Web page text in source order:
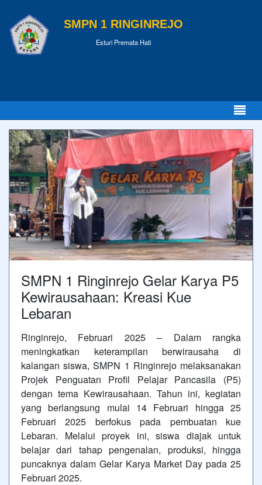
SMPN 1 RINGINREJO
Esturi Premata Hati
SMPN 1 Ringinrejo Gelar Karya P5
Kewirausahaan: Kreasi Kue
Lebaran
Ringinrejo, Februari 2025 – Dalam rangka
meningkatkan keterampilan berwirausaha di
kalangan siswa, SMPN 1 Ringinrejo melaksanakan
Projek Penguatan Profil Pelajar Pancasila (P5)
dengan tema Kewirausahaan. Tahun ini, kegiatan
yang berlangsung mulai 14 Februari hingga 25
Februari 2025 berfokus pada pembuatan kue
Lebaran. Melalui proyek ini, siswa diajak untuk
belajar dari tahap pengenalan, produksi, hingga
puncaknya dalam Gelar Karya Market Day pada 25
Februari 2025.